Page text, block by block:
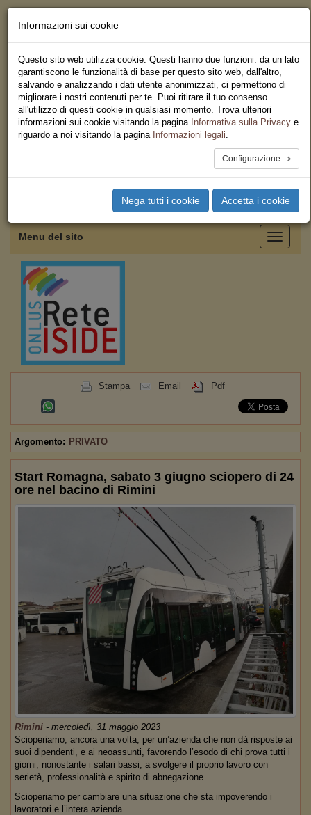
Servizi
Iscriviti
Ricerca
Area Stampa
Privacy
Federazione Regionale USB
Emilia Romagna
Toggle
Menu del sito
Stampa Email Pdf
Argomento: PRIVATO
Start Romagna, sabato 3 giugno sciopero di 24
ore nel bacino di Rimini
Rimini - mercoledì, 31 maggio 2023
Scioperiamo, ancora una volta, per un’azienda che non dà risposte ai
suoi dipendenti, e ai neoassunti, favorendo l’esodo di chi prova tutti i
giorni, nonostante i salari bassi, a svolgere il proprio lavoro con
serietà, professionalità e spirito di abnegazione.
Scioperiamo per cambiare una situazione che sta impoverendo i
lavoratori e l’intera azienda.
Informazioni sui cookie
Questo sito web utilizza cookie. Questi hanno due funzioni: da un lato
garantiscono le funzionalità di base per questo sito web, dall'altro,
salvando e analizzando i dati utente anonimizzati, ci permettono di
migliorare i nostri contenuti per te. Puoi ritirare il tuo consenso
all'utilizzo di questi cookie in qualsiasi momento. Trova ulteriori
informazioni sui cookie visitando la pagina Informativa sulla Privacy e
riguardo a noi visitando la pagina Informazioni legali.
Configurazione
Nega tutti i cookie Accetta i cookie